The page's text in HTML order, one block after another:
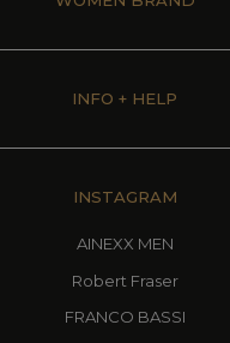
INFO + HELP
INSTAGRAM
AINEXX MEN
Robert Fraser
FRANCO BASSI